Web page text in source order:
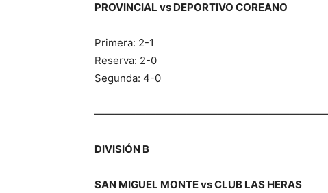
PROVINCIAL vs DEPORTIVO COREANO
Primera: 2-1
Reserva: 2-0
Segunda: 4-0
DIVISIÓN B
SAN MIGUEL MONTE vs CLUB LAS HERAS